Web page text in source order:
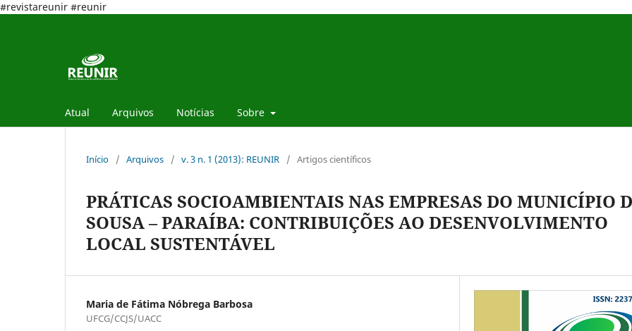
#revistareunir #reunir
Atual Arquivos Notícias Sobre
Início / Arquivos / v. 3 n. 1 (2013): REUNIR / Artigos científicos
PRÁTICAS SOCIOAMBIENTAIS NAS EMPRESAS DO MUNICÍPIO
SOUSA – PARAÍBA: CONTRIBUIÇÕES AO DESENVOLVIMENTO
LOCAL SUSTENTÁVEL
Maria de Fátima Nóbrega Barbosa
UFCG/CCJS/UACC